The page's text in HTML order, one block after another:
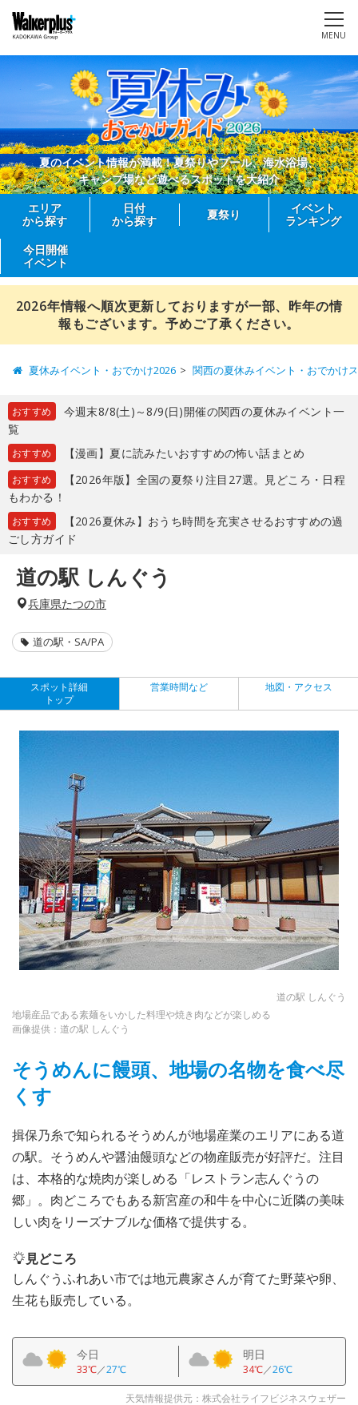
MENU
夏のイベント情報が満載！夏祭りやプール、海水浴場、
キャンプ場など遊べるスポットを大紹介
エリア
から探す
日付
から探す
夏祭り
イベント
ランキング
今日開催
イベント
2026年情報へ順次更新しておりますが一部、昨年の情
報もございます。予めご了承ください。
夏休みイベント・おでかけ2026 関西の夏休みイベント・おでかけ
おすすめ
今週末8/8(土)～8/9(日)開催の関西の夏休みイベント一
覧
おすすめ 【漫画】夏に読みたいおすすめの怖い話まとめ
おすすめ
【2026年版】全国の夏祭り注目27選。見どころ・日程
もわかる！
おすすめ
【2026夏休み】おうち時間を充実させるおすすめの過
ごし方ガイド
道の駅 しんぐう
兵庫県たつの市
道の駅・SA/PA
スポット詳細
トップ
営業時間など 地図・アクセス
道の駅 しんぐう
地場産品である素麺をいかした料理や焼き肉などが楽しめる
画像提供：道の駅 しんぐう
そうめんに饅頭、地場の名物を食べ尽
くす
揖保乃糸で知られるそうめんが地場産業のエリアにある道
の駅。そうめんや醤油饅頭などの物産販売が好評だ。注目
は、本格的な焼肉が楽しめる「レストラン志んぐうの
郷」。肉どころでもある新宮産の和牛を中心に近隣の美味
しい肉をリーズナブルな価格で提供する。
見どころ
しんぐうふれあい市では地元農家さんが育てた野菜や卵、
生花も販売している。
今日
33℃／27℃
明日
34℃／26℃
天気情報提供元：株式会社ライフビジネスウェザー